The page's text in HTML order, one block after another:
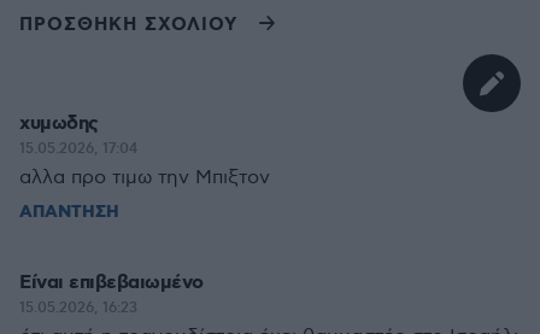
ΠΡΟΣΘΗΚΗ ΣΧΟΛΙΟΥ
χυμωδης
15.05.2026, 17:04
αλλα προ τιμω την Μπιξτον
ΑΠΑΝΤΗΣΗ
Είναι επιβεβαιωμένο
15.05.2026, 16:23